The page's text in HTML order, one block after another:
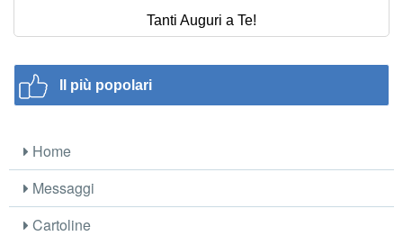
Tanti Auguri a Te!
Il più popolari
Home
Messaggi
Cartoline